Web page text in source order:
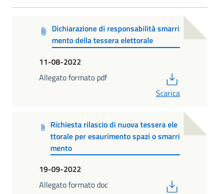
Dichiarazione di responsabilità smarri
mento della tessera elettorale
11-08-2022
Allegato formato pdf
Scarica
Richiesta rilascio di nuova tessera ele
ttorale per esaurimento spazi o smarri
mento
19-09-2022
Allegato formato doc